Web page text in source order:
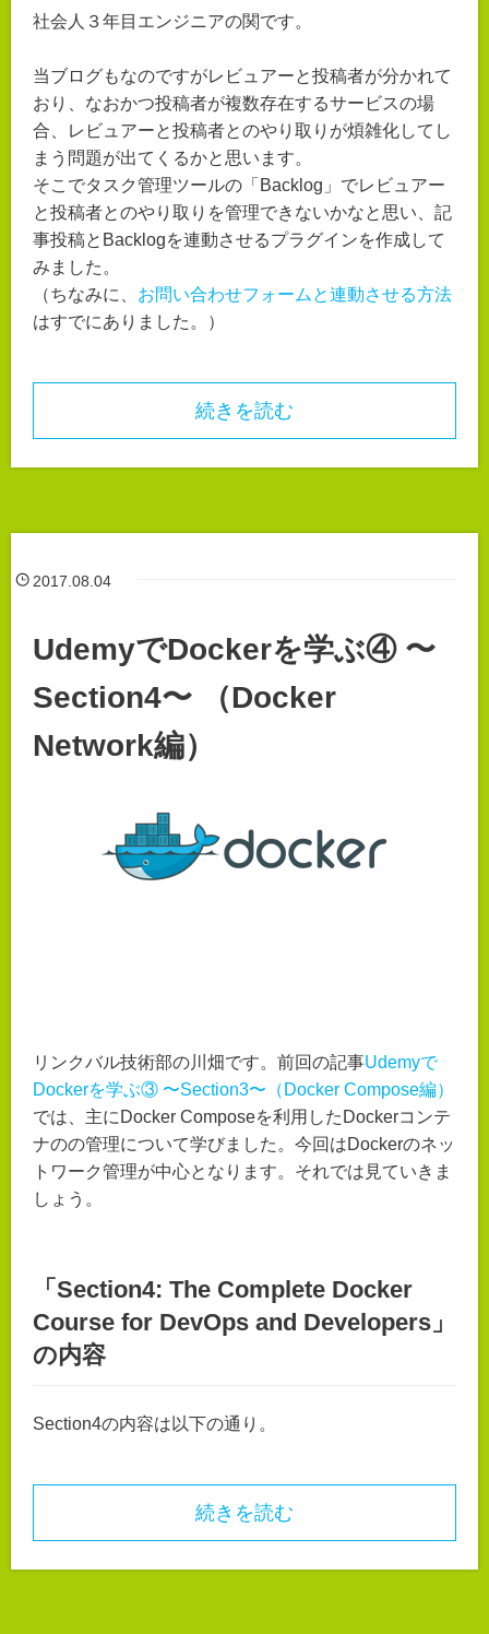
社会人３年目エンジニアの関です。
当ブログもなのですがレビュアーと投稿者が分かれて
おり、なおかつ投稿者が複数存在するサービスの場
合、レビュアーと投稿者とのやり取りが煩雑化してし
まう問題が出てくるかと思います。
そこでタスク管理ツールの「Backlog」でレビュアー
と投稿者とのやり取りを管理できないかなと思い、記
事投稿とBacklogを連動させるプラグインを作成して
みました。
（ちなみに、 お問い合わせフォームと連動させる方法
はすでにありました。）
続きを読む
2017.08.04
UdemyでDockerを学ぶ④ 〜
Section4〜 （Docker
Network編）
リンクバル技術部の川畑です。前回の記事Udemyで
Dockerを学ぶ③ 〜Section3〜（Docker Compose編）
では、主にDocker Composeを利用したDockerコンテ
ナのの管理について学びました。今回はDockerのネッ
トワーク管理が中心となります。それでは見ていきま
しょう。
「Section4: The Complete Docker
Course for DevOps and Developers」
の内容
Section4の内容は以下の通り。
続きを読む